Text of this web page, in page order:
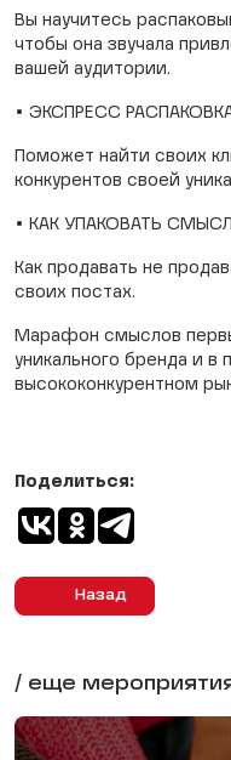
Вы научитесь
чтобы она звучала
вашей аудитории.
• ЭКСПРЕСС
Поможет найти своих
конкурентов своей
• КАК УПАКОВАТЬ
Как продавать не
своих постах.
Марафон смыслов
уникального бренда и в
высококонкурентном
Назад
Поделиться:
/ еще